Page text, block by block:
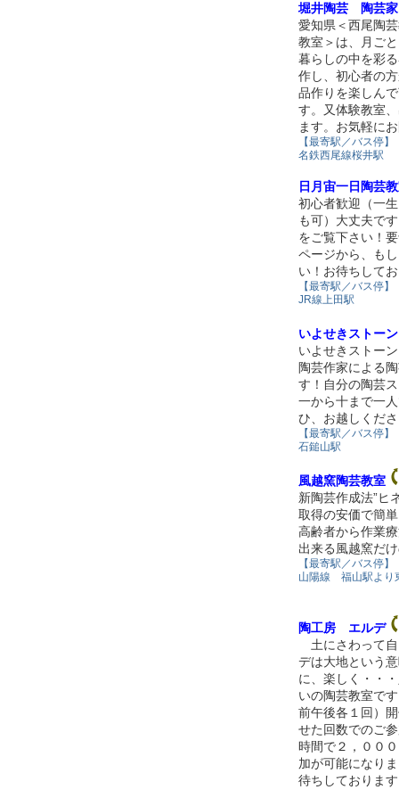
堀井陶芸 陶芸
愛知県＜西尾陶
教室＞は、月ご
暮らしの中を彩
作し、初心者の
品作りを楽しん
す。又体験教室
ます。お気軽に
【最寄駅／バス停】
名鉄西尾線桜井駅
日月宙一日陶芸
初心者歓迎（一
も可）大丈夫で
をご覧下さい！
ページから、も
い！お待ちして
【最寄駅／バス停】
JR線上田駅
いよせきストー
いよせきストー
陶芸作家による
す！自分の陶芸
一から十まで一
ひ、お越しくだ
【最寄駅／バス停】
石鎚山駅
風越窯陶芸教室
新陶芸作成法”ヒ
取得の安価で簡
高齢者から作業
出来る風越窯だ
【最寄駅／バス停】
山陽線 福山駅より
陶工房 エルデ
土にさわって
デは大地という
に、楽しく・・
いの陶芸教室で
前午後各１回）
せた回数でのご
時間で２，００
加が可能になり
待ちしておりま